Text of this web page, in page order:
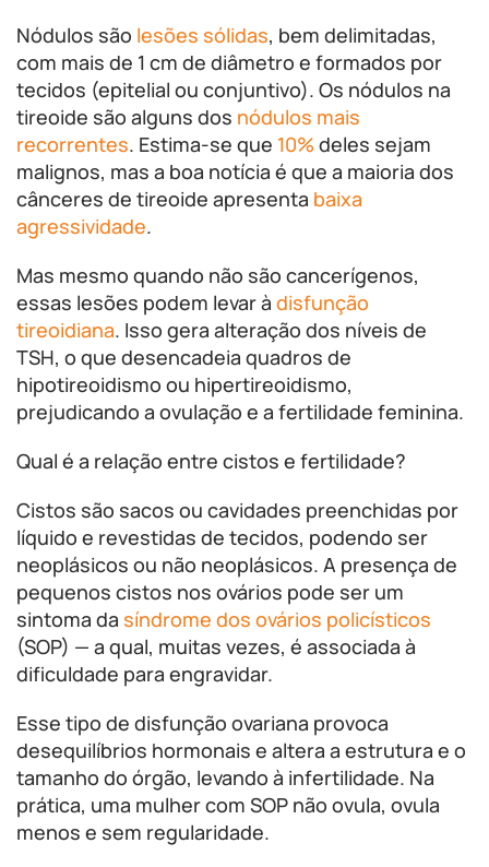
Nódulos são lesões sólidas, bem delimitadas,
com mais de 1 cm de diâmetro e formados por
tecidos (epitelial ou conjuntivo). Os nódulos na
tireoide são alguns dos nódulos mais
recorrentes. Estima-se que 10% deles sejam
malignos, mas a boa notícia é que a maioria dos
cânceres de tireoide apresenta baixa
agressividade.
Mas mesmo quando não são cancerígenos,
essas lesões podem levar à disfunção
tireoidiana. Isso gera alteração dos níveis de
TSH, o que desencadeia quadros de
hipotireoidismo ou hipertireoidismo,
prejudicando a ovulação e a fertilidade feminina.
Qual é a relação entre cistos e fertilidade?
Cistos são sacos ou cavidades preenchidas por
líquido e revestidas de tecidos, podendo ser
neoplásicos ou não neoplásicos. A presença de
pequenos cistos nos ovários pode ser um
sintoma da síndrome dos ovários policísticos
(SOP) — a qual, muitas vezes, é associada à
dificuldade para engravidar.
Esse tipo de disfunção ovariana provoca
desequilíbrios hormonais e altera a estrutura e o
tamanho do órgão, levando à infertilidade. Na
prática, uma mulher com SOP não ovula, ovula
menos e sem regularidade.